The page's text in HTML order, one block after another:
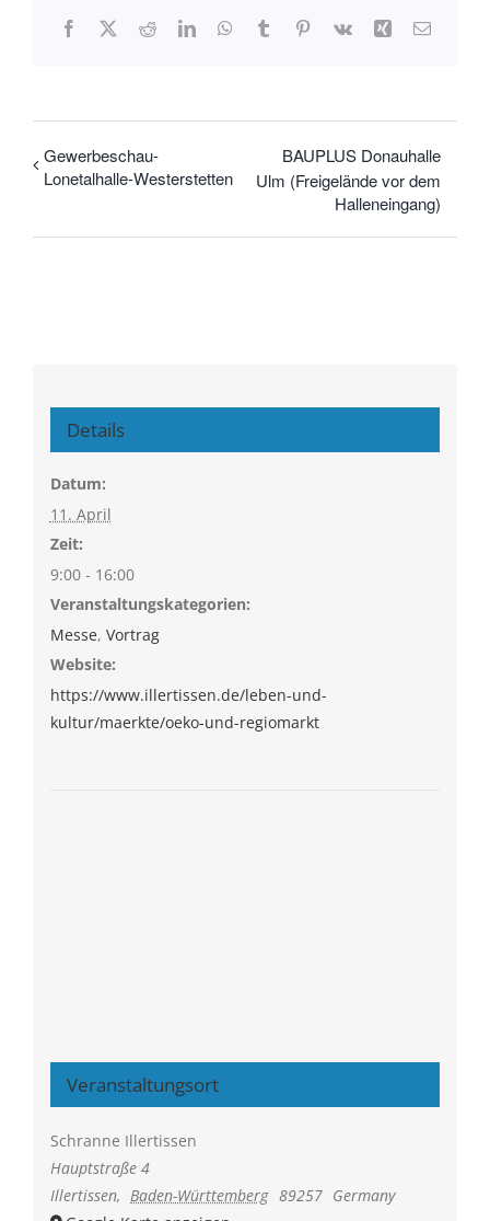
Facebook
X RedditLinkedInWhatsApp
TumblrPinterest
Vk Xing E-
Gewerbeschau-
Lonetalhalle-Westerstetten
BAUPLUS Donauhalle
Ulm (Freigelände vor dem
Halleneingang)
Details
Datum:
11. April
Zeit:
9:00 - 16:00
Veranstaltungskategorien:
Messe, Vortrag
Website:
https://www.illertissen.de/leben-und-
kultur/maerkte/oeko-und-regiomarkt
Veranstaltungsort
Schranne Illertissen
Hauptstraße 4
Illertissen, Baden-Württemberg 89257 Germany